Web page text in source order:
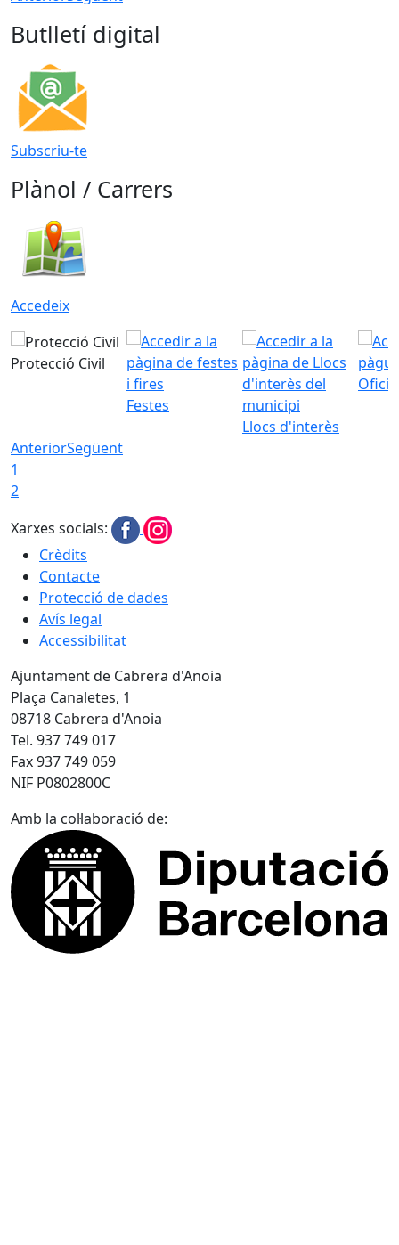
Butlletí digital
Subscriu-te
Plànol / Carrers
Accedeix
Protecció Civil
Festes
Llocs d'interès
AnteriorSegüent
1
2
Xarxes socials:
Crèdits
Contacte
Protecció de dades
Avís legal
Accessibilitat
Ajuntament de Cabrera d'Anoia
Plaça Canaletes, 1
08718 Cabrera d'Anoia
Tel. 937 749 017
Fax 937 749 059
NIF P0802800C
Amb la col·laboració de: